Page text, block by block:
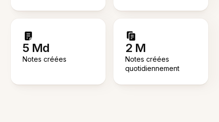
5 Md
Notes créées
2 M
Notes créées
quotidiennement